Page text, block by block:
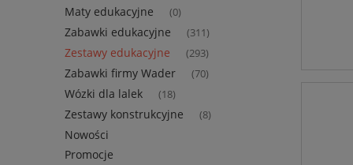
Maty edukacyjne (0)
Zabawki edukacyjne (311)
Zestawy edukacyjne (293)
Zabawki firmy Wader (70)
Wózki dla lalek (18)
Zestawy konstrukcyjne (8)
Nowości
Promocje